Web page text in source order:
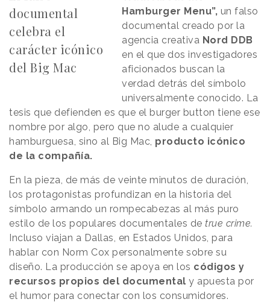
documental
celebra el
carácter icónico
del Big Mac
Hamburger Menu”, un falso
documental creado por la
agencia creativa Nord DDB
en el que dos investigadores
aficionados buscan la
verdad detrás del símbolo
universalmente conocido. La
tesis que defienden es que el burger button tiene ese
nombre por algo, pero que no alude a cualquier
hamburguesa, sino al Big Mac, producto icónico
de la compañía.
En la pieza, de más de veinte minutos de duración,
los protagonistas profundizan en la historia del
símbolo armando un rompecabezas al más puro
estilo de los populares documentales de true crime.
Incluso viajan a Dallas, en Estados Unidos, para
hablar con Norm Cox personalmente sobre su
diseño. La producción se apoya en los códigos y
recursos propios del documental y apuesta por
el humor para conectar con los consumidores.